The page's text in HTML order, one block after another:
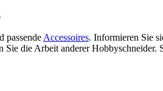
passende Accessoires. Informieren Sie
Sie die Arbeit anderer